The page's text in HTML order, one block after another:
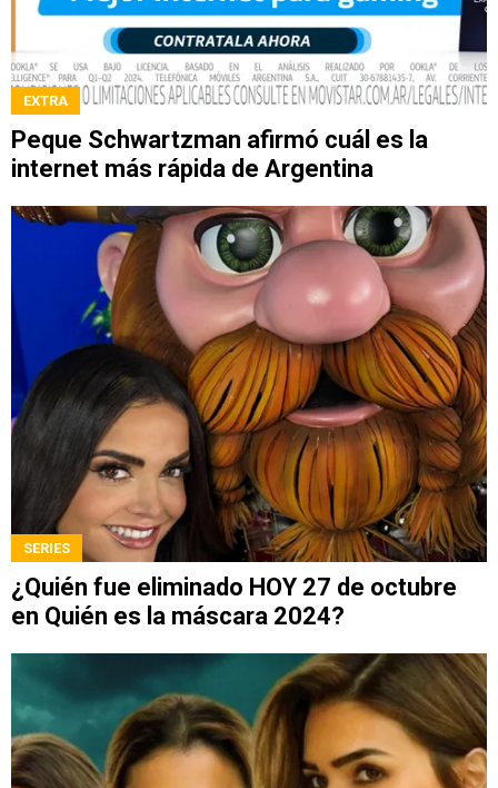
EXTRA
Peque Schwartzman afirmó cuál es la
internet más rápida de Argentina
SERIES
¿Quién fue eliminado HOY 27 de octubre
en Quién es la máscara 2024?